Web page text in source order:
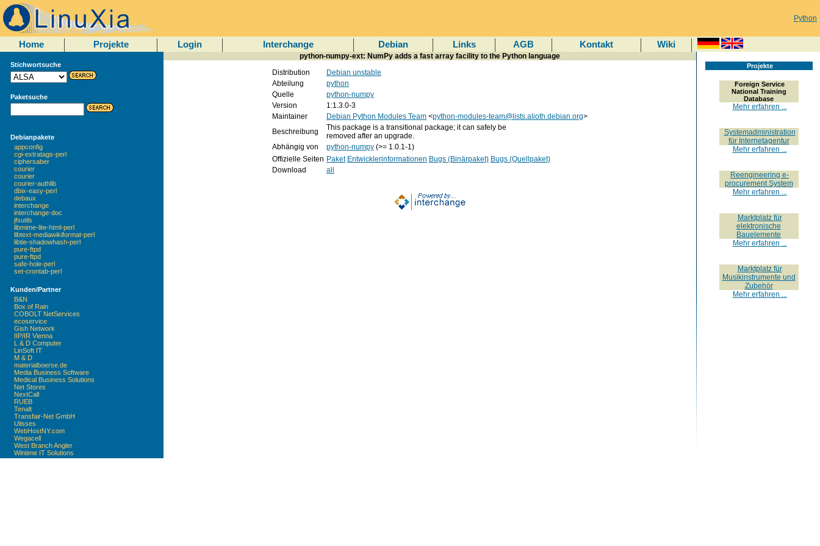
Python
Home Projekte Login Interchange Debian Links AGB Kontakt Wiki
Stichwortsuche
Paketsuche
Debianpakete
appconfig
cgi-extratags-perl
ciphersaber
courier
courier
courier-authlib
dbix-easy-perl
debaux
interchange
interchange-doc
jfsutils
libmime-lite-html-perl
libtext-mediawikiformat-perl
libtie-shadowhash-perl
pure-ftpd
pure-ftpd
safe-hole-perl
set-crontab-perl
Kunden/Partner
B&N
Box of Rain
COBOLT NetServices
ecoservice
Gish Network
IIP/IR Vienna
L & D Computer
LinSoft IT
M & D
materialboerse.de
Media Business Software
Medical Business Solutions
Net Stores
NextCall
RUEB
Tenalt
Transfair-Net GmbH
Ulisses
WebHostNY.com
Wegacell
West Branch Angler
Wintime IT Solutions
python-numpy-ext: NumPy adds a fast array facility to the Python language
Distribution
Debian unstable
Abteilung
python
Quelle
python-numpy
Version
1:1.3.0-3
Maintainer
Debian Python Modules Team <python-modules-team@lists.alioth.debian.org>
Beschreibung
This package is a transitional package; it can safely be
removed after an upgrade.
Abhängig von
python-numpy (>= 1.0.1-1)
Offizielle Seiten Paket Entwicklerinformationen Bugs (Binärpaket) Bugs (Quellpaket)
Download
all
Projekte
Foreign Service
National Training
Database
Mehr erfahren ...
Systemadministration
für Internetagentur
Mehr erfahren ...
Reengineering e-
procurement System
Mehr erfahren ...
Marktplatz für
elektronische
Bauelemente
Mehr erfahren ...
Marktplatz für
Musikinstrumente und
Zubehör
Mehr erfahren ...